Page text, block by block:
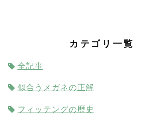
カテゴリ一覧
全記事
似合うメガネの正解
フィッテングの歴史